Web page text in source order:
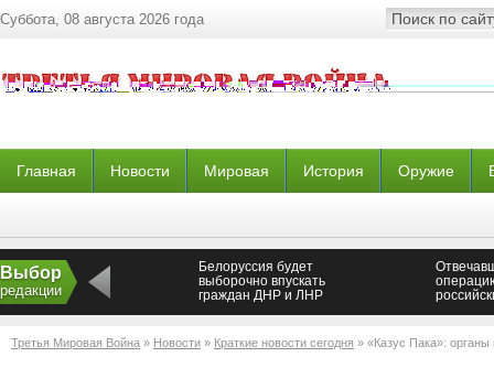
Суббота, 08 августа 2026 года
Главная Новости Мировая История Оружие
Выбор
редакции
Белоруссия будет
выборочно впускать
граждан ДНР и ЛНР
Третья Мировая Война » Новости » Краткие новости сегодня » «Казус Пака»: органы